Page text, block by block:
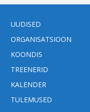
UUDISED
ORGANISATSIOON
KOONDIS
TREENERID
KALENDER
TULEMUSED